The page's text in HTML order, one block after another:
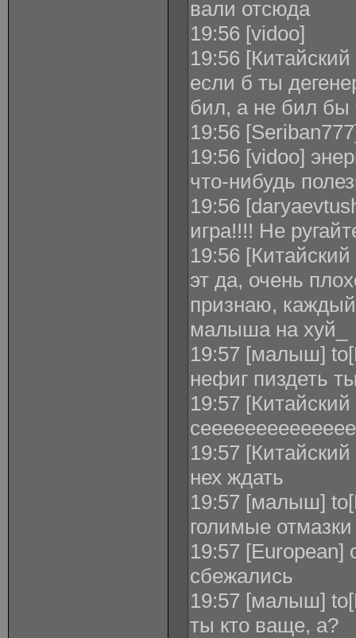
вали отсюда
19:56 [vidoo]
19:56
если б ты
бил, а не бил бы
19:56
19:56 [vidoo]
что-нибудь
19:56
игра!!!! Не
19:56
эт да, очень
признаю,
малыша на хуй_
19:57 [малыш]
нефиг пиздеть
19:57
19:57
нех ждать
19:57 [малыш]
голимые
19:57 [European]
сбежались
19:57 [малыш]
ты кто ваще, а?